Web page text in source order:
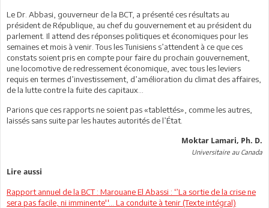
Le Dr. Abbasi, gouverneur de la BCT, a présenté ces résultats au
président de République, au chef du gouvernement et au président du
parlement. Il attend des réponses politiques et économiques pour les
semaines et mois à venir. Tous les Tunisiens s’attendent à ce que ces
constats soient pris en compte pour faire du prochain gouvernement,
une locomotive de redressement économique, avec tous les leviers
requis en termes d’investissement, d’amélioration du climat des affaires,
de la lutte contre la fuite des capitaux…
Parions que ces rapports ne soient pas «tablettés», comme les autres,
laissés sans suite par les hautes autorités de l’État.
Moktar Lamari, Ph. D.
Universitaire au Canada
Lire aussi
Rapport annuel de la BCT : Marouane El Abassi : ‘’La sortie de la crise ne
sera pas facile, ni imminente''... La conduite à tenir (Texte intégral)